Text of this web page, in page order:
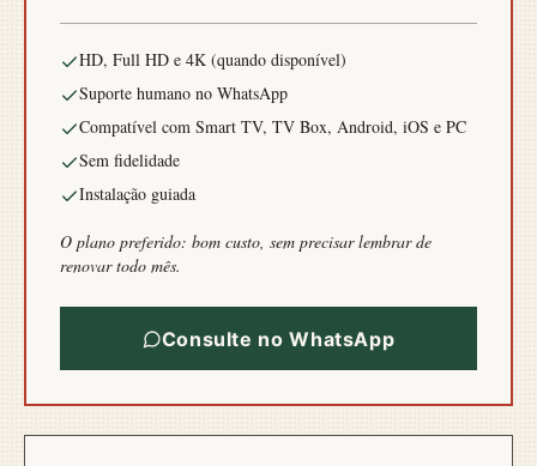
HD, Full HD e 4K (quando disponível)
Suporte humano no WhatsApp
Compatível com Smart TV, TV Box, Android, iOS e PC
Sem fidelidade
Instalação guiada
O plano preferido: bom custo, sem precisar lembrar de
renovar todo mês.
Consulte no WhatsApp